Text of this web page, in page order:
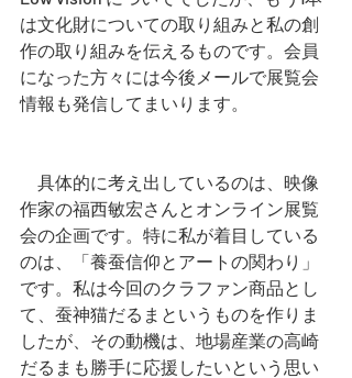
は文化財についての取り組みと私の創
作の取り組みを伝えるものです。会員
になった方々には今後メールで展覧会
情報も発信してまいります。
具体的に考え出しているのは、映像
作家の福西敏宏さんとオンライン展覧
会の企画です。特に私が着目している
のは、「養蚕信仰とアートの関わり」
です。私は今回のクラファン商品とし
て、蚕神猫だるまというものを作りま
したが、その動機は、地場産業の高崎
だるまも勝手に応援したいという思い